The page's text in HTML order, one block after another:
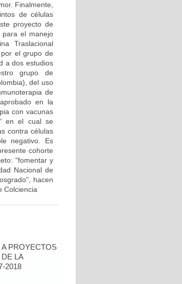
Finalmente,
de células
proyecto de
para el manejo
Traslacional
el grupo de
a dos estudios
grupo de
del uso
de
en la
con vacunas
en el cual se
contra células
negativo. Es
cohorte
"fomentar y
Nacional de
hacen
Colciencia
PROYECTOS
LA
2018